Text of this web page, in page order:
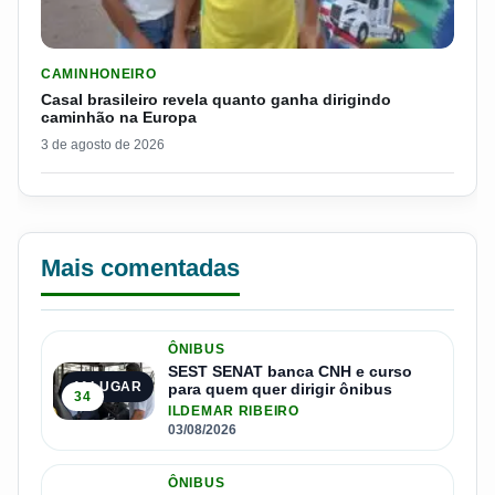
CAMINHONEIRO
Casal brasileiro revela quanto ganha dirigindo
caminhão na Europa
3 de agosto de 2026
Mais comentadas
1º LUGAR
34
ÔNIBUS
SEST SENAT banca CNH e curso
para quem quer dirigir ônibus
ILDEMAR RIBEIRO
03/08/2026
ÔNIBUS